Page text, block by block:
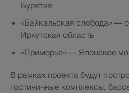
Бурятия
«Байкальская слобода» —
Иркутская область
«Приморье» — Японское
В рамках проекта будут
гостиничные комплексы,